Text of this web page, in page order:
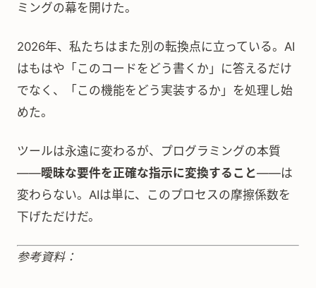
ミングの幕を開けた。
2026年、私たちはまた別の転換点に立っている。AI
はもはや「このコードをどう書くか」に答えるだけ
でなく、「この機能をどう実装するか」を処理し始
めた。
ツールは永遠に変わるが、プログラミングの本質
——曖昧な要件を正確な指示に変換すること——は
変わらない。AIは単に、このプロセスの摩擦係数を
下げただけだ。
参考資料：